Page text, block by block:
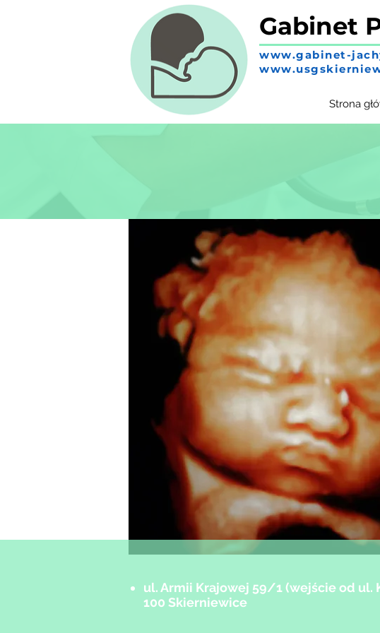
Gabinet
www.gabinet-
Strona
ul. Armii Krajowej 59/1 (wejście od ul.
100 Skierniewice